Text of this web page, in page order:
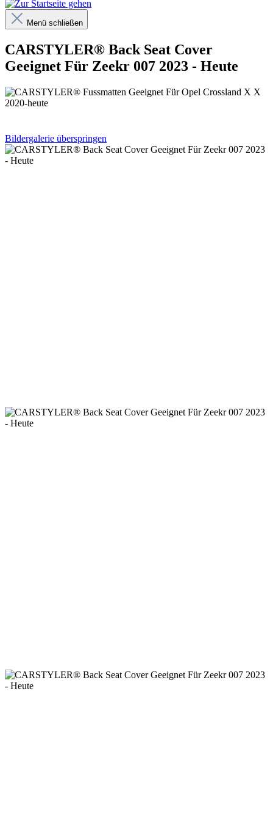
Menü schließen
CARSTYLER® Back Seat Cover
Geeignet Für Zeekr 007 2023 - Heute
Bildergalerie überspringen